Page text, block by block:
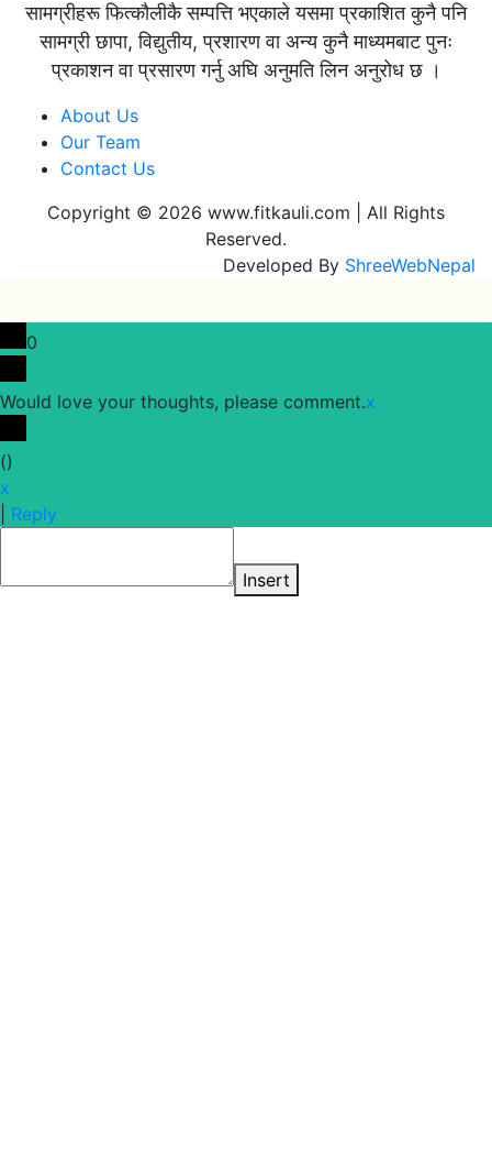
सामग्रीहरू फित्कौलीकै सम्पत्ति भएकाले यसमा प्रकाशित कुनै पनि
सामग्री छापा, विद्युतीय, प्रशारण वा अन्य कुनै माध्यमबाट पुनः
प्रकाशन वा प्रसारण गर्नु अघि अनुमति लिन अनुरोध छ ।
About Us
Our Team
Contact Us
Copyright © 2026 www.fitkauli.com | All Rights
Reserved.
Developed By ShreeWebNepal
0
Would love your thoughts, please comment.x
()
x
Reply
Insert